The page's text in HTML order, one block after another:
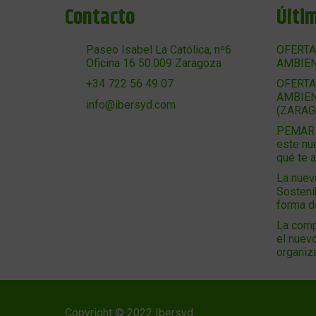
Contacto
Paseo Isabel La Católica, nº6
Oficina 16 50.009 Zaragoza
+34 722 56 49 07
info@ibersyd.com
este
qué te
La
forma
La
el
Copyright © 2022 Ibersyd